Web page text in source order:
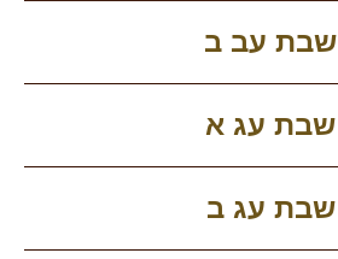
שבת עב ב
שבת עג א
שבת עג ב